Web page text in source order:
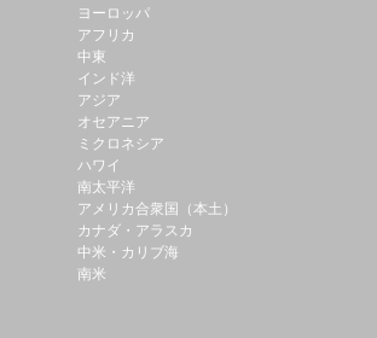
ヨーロッパ
アフリカ
中東
インド洋
アジア
オセアニア
ミクロネシア
ハワイ
南太平洋
アメリカ合衆国（本土）
カナダ・アラスカ
中米・カリブ海
南米